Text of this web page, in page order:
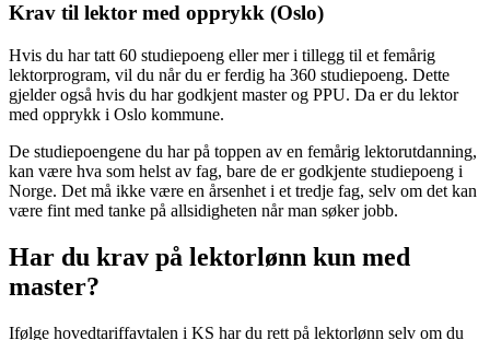
Krav til lektor med opprykk (Oslo)
Hvis du har tatt 60 studiepoeng eller mer i tillegg til et femårig
lektorprogram, vil du når du er ferdig ha 360 studiepoeng. Dette
gjelder også hvis du har godkjent master og PPU. Da er du lektor
med opprykk i Oslo kommune.
De studiepoengene du har på toppen av en femårig lektorutdanning,
kan være hva som helst av fag, bare de er godkjente studiepoeng i
Norge. Det må ikke være en årsenhet i et tredje fag, selv om det kan
være fint med tanke på allsidigheten når man søker jobb.
Har du krav på lektorlønn kun med
master?
Ifølge hovedtariffavtalen i KS har du rett på lektorlønn selv om du